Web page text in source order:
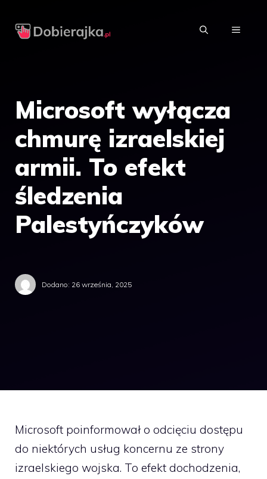
MENU
Microsoft wyłącza
chmurę izraelskiej
armii. To efekt
śledzenia
Palestyńczyków
Dodano: 26 września, 2025
Microsoft poinformował o odcięciu dostępu
do niektórych usług koncernu ze strony
izraelskiego wojska. To efekt dochodzenia,